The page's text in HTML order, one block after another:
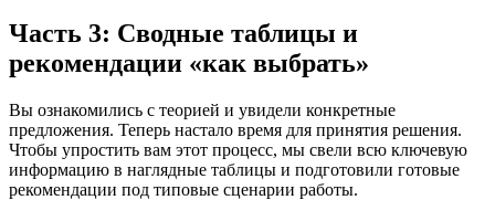
Часть 3: Сводные таблицы и
рекомендации «как выбрать»
Вы ознакомились с теорией и увидели конкретные
предложения. Теперь настало время для принятия решения.
Чтобы упростить вам этот процесс, мы свели всю ключевую
информацию в наглядные таблицы и подготовили готовые
рекомендации под типовые сценарии работы.